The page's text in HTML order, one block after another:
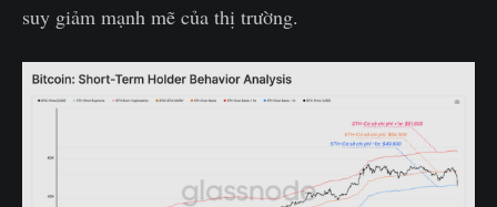
suy giảm mạnh mẽ của thị trường.